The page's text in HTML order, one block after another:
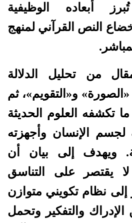
أبعاده الوظيفية
النص القرآني لمنهج
من تحليل الدلالة
«الصورة» و«التقويم»، ثم
تكشفه العلوم الحديثة
لجسم الإنسان وأجهزته
ويهدف إلى بيان أن
يقتصر على التناسق
إلى نظام تكويني متوازن
والتفكير وتحمل